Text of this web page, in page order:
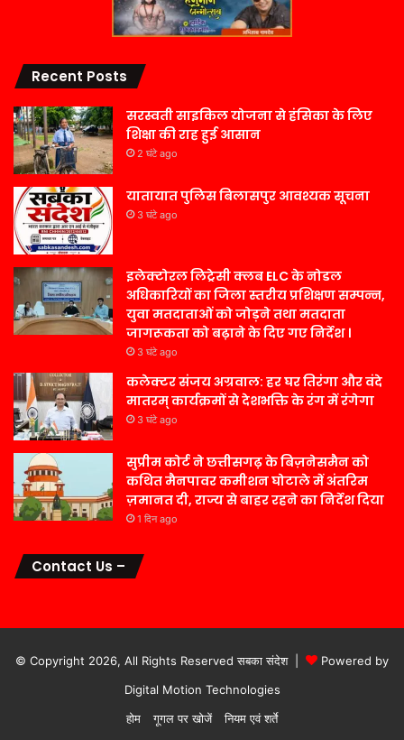
Recent Posts
सरस्वती साइकिल योजना से हंसिका के लिए
शिक्षा की राह हुई आसान
2 घंटे ago
यातायात पुलिस बिलासपुर आवश्यक सूचना
3 घंटे ago
इलेक्टोरल लिट्रेसी क्लब ELC के नोडल
अधिकारियों का जिला स्तरीय प्रशिक्षण सम्पन्न,
युवा मतदाताओं को जोड़ने तथा मतदाता
जागरूकता को बढ़ाने के दिए गए निर्देश ।
3 घंटे ago
कलेक्टर संजय अग्रवाल: हर घर तिरंगा और वंदे
मातरम् कार्यक्रमों से देशभक्ति के रंग में रंगेगा
3 घंटे ago
सुप्रीम कोर्ट ने छत्तीसगढ़ के बिज़नेसमैन को
कथित मैनपावर कमीशन घोटाले में अंतरिम
ज़मानत दी, राज्य से बाहर रहने का निर्देश दिया
1 दिन ago
Contact Us –
© Copyright 2026, All Rights Reserved सबका संदेश |
Powered by
Digital Motion Technologies
होम
गूगल पर खोजें नियम एवं शर्ते